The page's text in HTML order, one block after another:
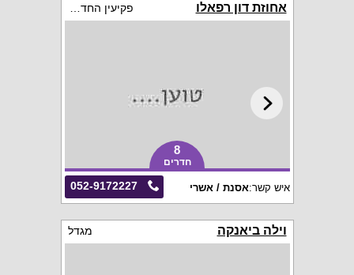
אחוזת דון רפאלו
8
חדרים
052-9172227 איש קשר:אסנת / אשרי
וילה ביאנקה מגדל